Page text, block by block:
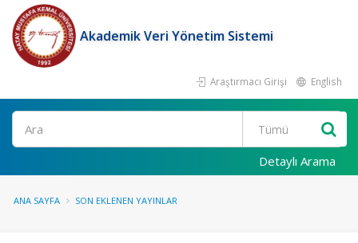
Akademik Veri Yönetim Sistemi
Araştırmacı Girişi English
Ara
Detaylı Arama
ANA SAYFA SON EKLENEN YAYINLAR